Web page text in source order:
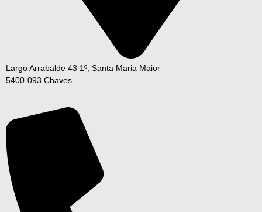
Largo Arrabalde 43 1º, Santa Maria Maior
5400-093 Chaves